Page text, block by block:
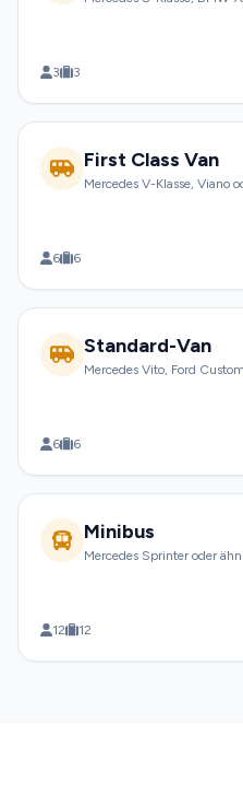
3 3
First Class Van
Mercedes V-Klasse, Viano
6 6
Standard-Van
Mercedes Vito, Ford
6 6
Minibus
Mercedes Sprinter oder
12 12